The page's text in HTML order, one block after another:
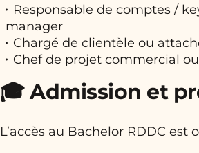
Responsable de comptes /
manager
Chargé de clientèle ou
Chef de projet commercial
🎓 Admission et
L’accès au Bachelor RDDC est